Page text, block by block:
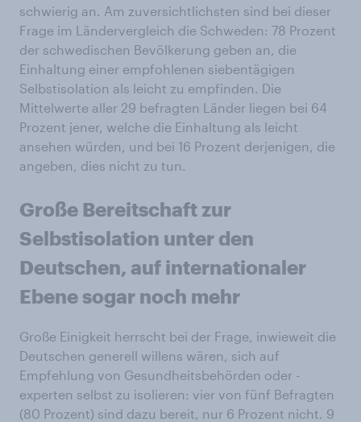
schwierig an. Am zuversichtlichsten sind bei dieser
Frage im Ländervergleich die Schweden: 78 Prozent
der schwedischen Bevölkerung geben an, die
Einhaltung einer empfohlenen siebentägigen
Selbstisolation als leicht zu empfinden. Die
Mittelwerte aller 29 befragten Länder liegen bei 64
Prozent jener, welche die Einhaltung als leicht
ansehen würden, und bei 16 Prozent derjenigen, die
angeben, dies nicht zu tun.
Große Bereitschaft zur
Selbstisolation unter den
Deutschen, auf internationaler
Ebene sogar noch mehr
Große Einigkeit herrscht bei der Frage, inwieweit die
Deutschen generell willens wären, sich auf
Empfehlung von Gesundheitsbehörden oder -
experten selbst zu isolieren: vier von fünf Befragten
(80 Prozent) sind dazu bereit, nur 6 Prozent nicht. 9